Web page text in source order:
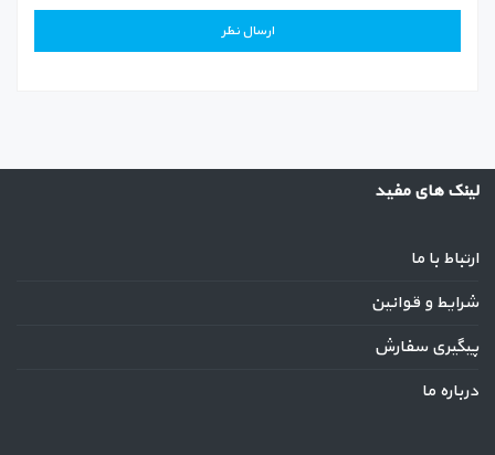
لینک های مفید
ارتباط با ما
شرایط و قوانین
پیگیری سفارش
درباره ما